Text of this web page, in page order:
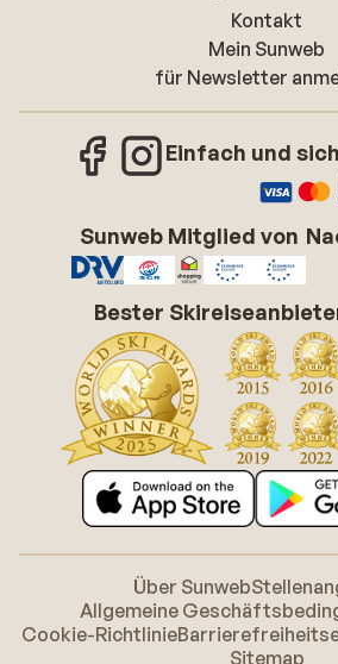
Kontakt
Mein Sunweb
für Newsletter
Einfach und
Sunweb Mitglied von
Bester
Über Sunweb
Allgemeine
Cookie-Richtlinie
Sitemap